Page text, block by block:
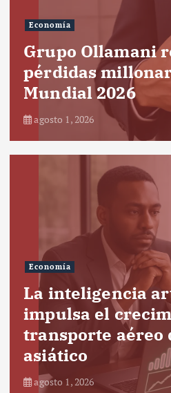
Economía
Grupo Ollamani
pérdidas
Mundial 2026
agosto 1, 2026
Economía
La inteligencia
impulsa el
transporte aéreo
asiático
agosto 1, 2026